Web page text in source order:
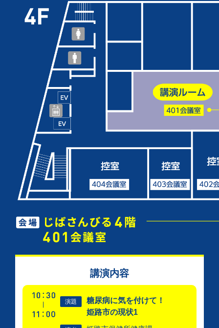
講演内容
演題
糖尿病に気を付けて！
姫路市の現状1